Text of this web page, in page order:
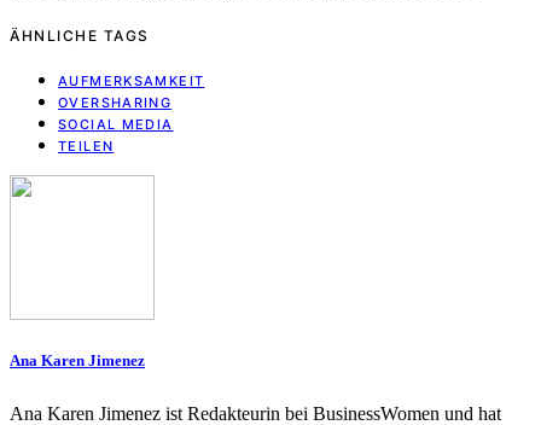
ÄHNLICHE TAGS
AUFMERKSAMKEIT
OVERSHARING
SOCIAL MEDIA
TEILEN
Ana Karen Jimenez
Ana Karen Jimenez ist Redakteurin bei BusinessWomen und hat